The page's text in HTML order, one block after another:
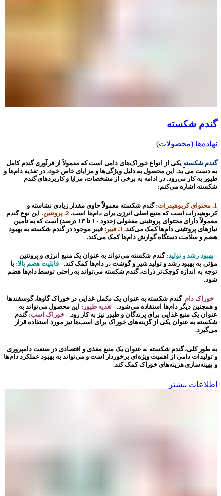
گندم شکسته
نهاده‌ها (محصولات)
گندم شکسته یکی از انواع خوراک‌های دامی است که معمولاً از فرآوری گندم کامل
به دست می‌آید. این محصول به دلیل ویژگی‌ها و مزایای خاص خود، در تغذیه دام‌ها و
طیور به کار می‌رود. در ادامه به برخی از مشخصات، مزایا و کاربردهای گندم
شکسته اشاره می‌کنم:
1. محتوای کربوهیدرات:
گندم شکسته معمولاً حاوی مقدار زیادی نشاسته و
کربوهیدرات است که منبع اصلی انرژی برای دام‌ها است. 2. پروتئین:
این نوع گندم
معمولاً دارای محتوای پروتئینی معقولی (حدود ۱۰ تا ۱۳ درصد) است که به تأمین
نیاز‌های پروتئینی دام‌ها کمک می‌کند. 3. فیبر:
فیبر موجود در گندم شکسته به بهبود
هضم و سلامت دستگاه گوارش دام‌ها کمک می‌کند.
- بهبود رشد و تولید: گندم شکسته می‌تواند به عنوان یک منبع انرژی و پروتئین
مؤثر، به بهبود رشد و تولید شیر و گوشت در دام‌ها کمک کند. - قابلیت هضم بالا: با
توجه به اندازه کوچک‌تر ذرات، گندم شکسته می‌تواند به راحتی توسط دام‌ها هضم
شود.
- خوراک دام: گندم شکسته به عنوان یک مکمل غذایی در خوراک گاوها، گوسفندها
و همچنین دیگر دام‌ها استفاده می‌شود. - تغذیه طیور: این محصول می‌تواند به
عنوان یک منبع غذایی برای پرندگان و طیور نیز به کار رود. - خوراک اسب: گندم
شکسته به عنوان یکی از گزینه‌های خوراک برای اسب‌ها نیز مورد استفاده قرار
می‌گیرد.
به طور کلی، گندم شکسته به عنوان یک منبع مغذی و اقتصادی در صنعت دامپروری
و تولیدات دامی از اهمیت ویژه‌ای برخوردار است و می‌تواند به بهبود عملکرد دام‌ها
و بهینه‌سازی هزینه‌های خوراک کمک کند.
اطلاعات بیشتر